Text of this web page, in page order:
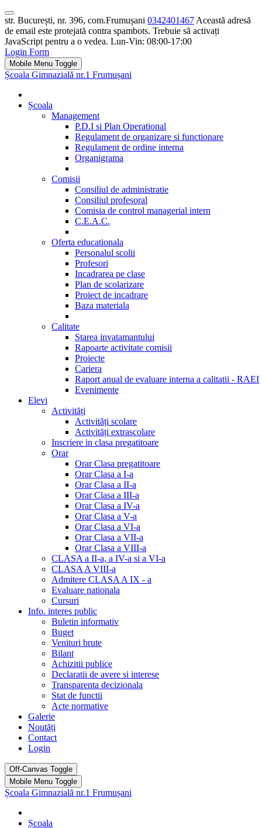
str. București, nr. 396, com.Frumușani 0342401467 Această adresă
de email este protejată contra spambots. Trebuie să activați
JavaScript pentru a o vedea. Lun-Vin: 08:00-17:00
Login Form
Mobile Menu Toggle
Școala Gimnazială nr.1 Frumușani
Școala
Management
P.D.I si Plan Operational
Regulament de organizare si functionare
Regulament de ordine interna
Organigrama
Comisii
Consiliul de administratie
Consiliul profesoral
Comisia de control managerial intern
C.E.A.C.
Oferta educationala
Personalul scolii
Profesori
Incadrarea pe clase
Plan de scolarizare
Proiect de incadrare
Baza materiala
Calitate
Starea invatamantului
Rapoarte activitate comisii
Proiecte
Cariera
Raport anual de evaluare interna a calitatii - RAEI
Evenimente
Elevi
Activități
Activități scolare
Activități extrascolare
Inscriere in clasa pregatitoare
Orar
Orar Clasa pregatitoare
Orar Clasa a I-a
Orar Clasa a II-a
Orar Clasa a III-a
Orar Clasa a IV-a
Orar Clasa a V-a
Orar Clasa a VI-a
Orar Clasa a VII-a
Orar Clasa a VIII-a
CLASA a II-a, a IV-a si a VI-a
CLASA A VIII-a
Admitere CLASA A IX - a
Evaluare nationala
Cursuri
Info. interes public
Buletin informativ
Buget
Venituri brute
Bilant
Achizitii publice
Declaratii de avere si interese
Transparenta decizionala
Stat de functii
Acte normative
Galerie
Noutăți
Contact
Login
Off-Canvas Toggle
Mobile Menu Toggle
Școala Gimnazială nr.1 Frumușani
Școala